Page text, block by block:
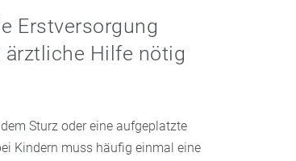
Erstversorgung
ärztliche Hilfe nötig
Sturz oder eine aufgeplatzte
Kindern muss häufig einmal eine